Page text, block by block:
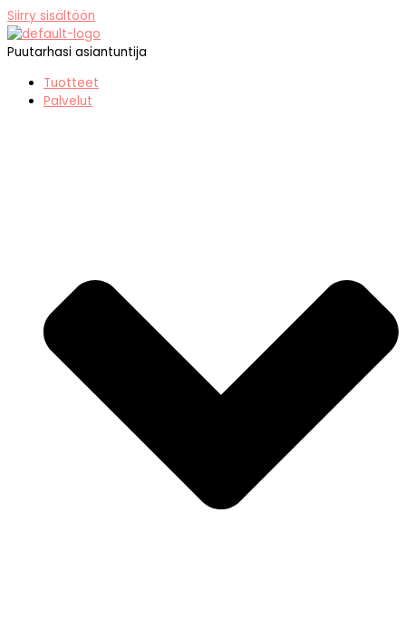
Siirry sisältöön
Puutarhasi asiantuntija
Tuotteet
Palvelut